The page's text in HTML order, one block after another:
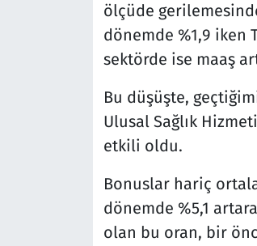
ölçüde
dönemde %1,9 iken
sektörde ise maaş
Bu düşüşte,
Ulusal Sağlık
etkili oldu.
Bonuslar hariç
dönemde %5,1
olan bu oran, bir